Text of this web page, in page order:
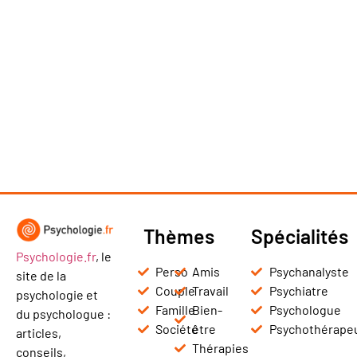
Psychologie.fr, le
site de la
psychologie et
du psychologue :
articles,
conseils,
Thèmes
Perso
Couple
Famille
Société
Amis
Travail
Bien-
être
Thérapies
Spécialités
Psychanalyste
Psychiatre
Psychologue